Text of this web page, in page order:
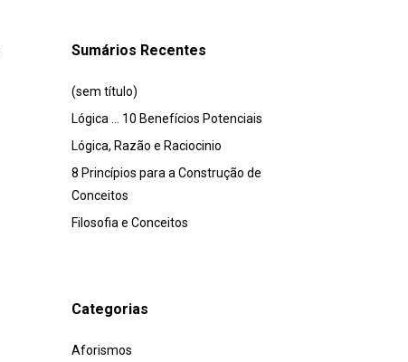
Sumários Recentes
(sem título)
Lógica … 10 Benefícios Potenciais
Lógica, Razão e Raciocinio
8 Princípios para a Construção de
Conceitos
Filosofia e Conceitos
Categorias
Aforismos